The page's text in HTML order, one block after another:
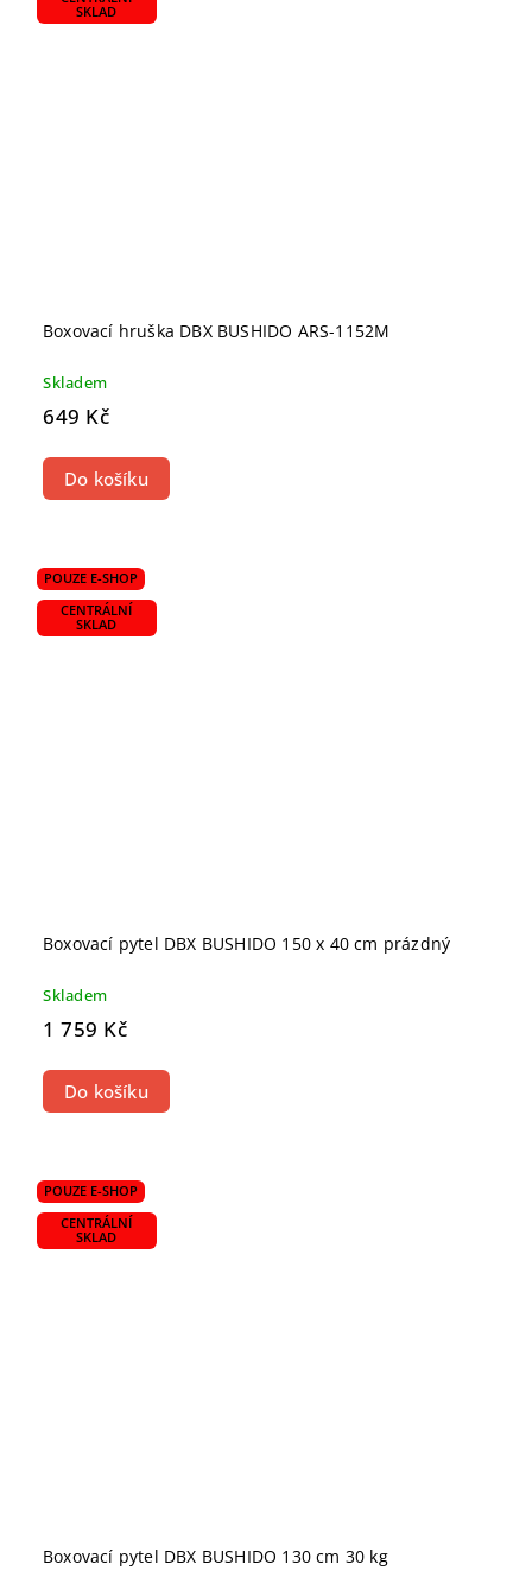
SKLAD
Boxovací hruška DBX BUSHIDO ARS-1152M
Skladem
649 Kč
Do košíku
POUZE E-SHOP
CENTRÁLNÍ
SKLAD
Boxovací pytel DBX BUSHIDO 150 x 40 cm prázdný
Skladem
1 759 Kč
Do košíku
POUZE E-SHOP
CENTRÁLNÍ
SKLAD
Boxovací pytel DBX BUSHIDO 130 cm 30 kg